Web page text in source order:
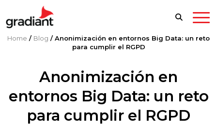
Home / Blog /Anonimización en entornos Big Data: un reto
para cumplir el RGPD
Anonimización en
entornos Big Data: un reto
para cumplir el RGPD